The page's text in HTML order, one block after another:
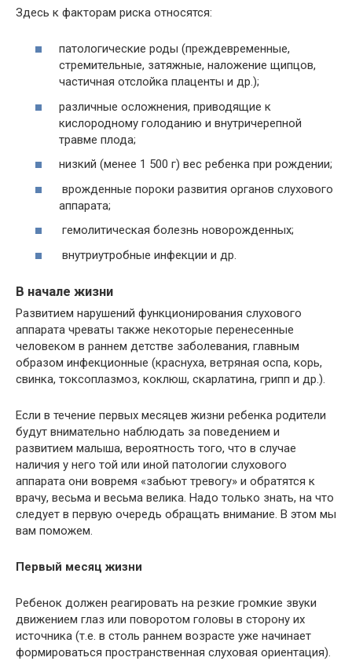
Здесь к факторам риска относятся:
патологические роды (преждевременные,
стремительные, затяжные, наложение щипцов,
частичная отслойка плаценты и др.);
различные осложнения, приводящие к
кислородному голоданию и внутричерепной
травме плода;
низкий (менее 1 500 г) вес ребенка при рождении;
врожденные пороки развития органов слухового
аппарата;
гемолитическая болезнь новорожденных;
внутриутробные инфекции и др.
В начале жизни
Развитием нарушений функционирования слухового
аппарата чреваты также некоторые перенесенные
человеком в раннем детстве заболевания, главным
образом инфекционные (краснуха, ветряная оспа, корь,
свинка, токсоплазмоз, коклюш, скарлатина, грипп и др.).
Если в течение первых месяцев жизни ребенка родители
будут внимательно наблюдать за поведением и
развитием малыша, вероятность того, что в случае
наличия у него той или иной патологии слухового
аппарата они вовремя «забьют тревогу» и обратятся к
врачу, весьма и весьма велика. Надо только знать, на что
следует в первую очередь обращать внимание. В этом мы
вам поможем.
Первый месяц жизни
Ребенок должен реагировать на резкие громкие звуки
движением глаз или поворотом головы в сторону их
источника (т.е. в столь раннем возрасте уже начинает
формироваться пространственная слуховая ориентация).